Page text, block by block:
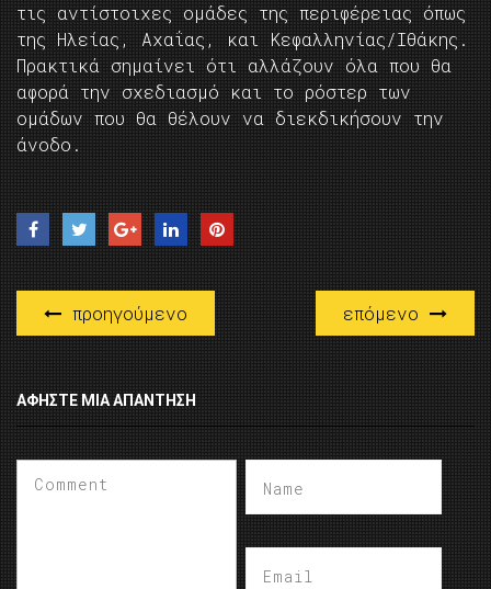
τις αντίστοιχες ομάδες της περιφέρειας όπως
της Ηλείας, Αχαΐας, και Κεφαλληνίας/Ιθάκης.
Πρακτικά σημαίνει ότι αλλάζουν όλα που θα
αφορά την σχεδιασμό και το ρόστερ των
ομάδων που θα θέλουν να διεκδικήσουν την
άνοδο.
προηγούμενο επόμενο
ΑΦΉΣΤΕ ΜΙΑ ΑΠΆΝΤΗΣΗ